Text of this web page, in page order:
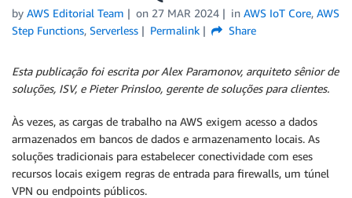
by AWS Editorial Team on 27 MAR 2024 in AWS IoT Core, AWS
Step Functions, Serverless Permalink Share
Esta publicação foi escrita por Alex Paramonov, arquiteto sênior de
soluções, ISV, e Pieter Prinsloo, gerente de soluções para clientes.
Às vezes, as cargas de trabalho na AWS exigem acesso a dados
armazenados em bancos de dados e armazenamento locais. As
soluções tradicionais para estabelecer conectividade com eses
recursos locais exigem regras de entrada para firewalls, um túnel
VPN ou endpoints públicos.